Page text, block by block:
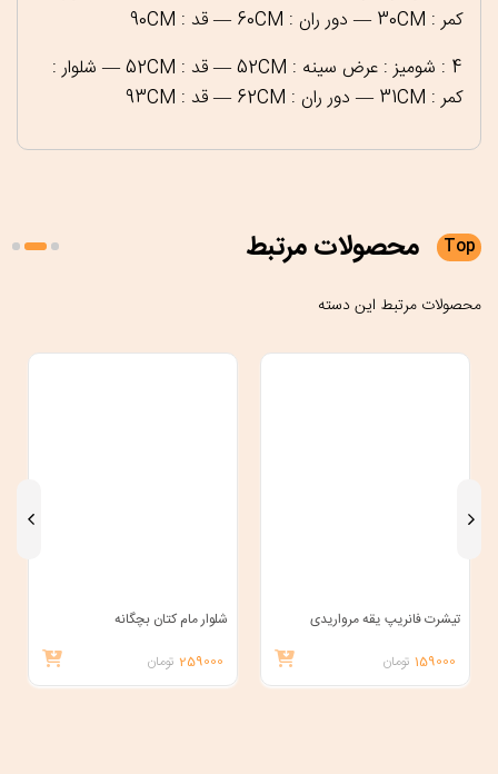
کمر : 30CM — دور ران : 60CM — قد : 90CM
4 : شومیز : عرض سینه : 52CM — قد : 52CM — شلوار :
کمر : 31CM — دور ران : 62CM — قد : 93CM
Top محصولاتمرتبط
محصولات مرتبط این دسته
تیشرت فانریپ یقه مرواریدی
159000 تومان
شلوار مام کتان بچگانه
259000 تومان